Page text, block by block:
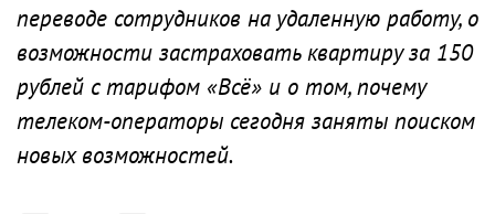
переводе сотрудников на удаленную работу, о
возможности застраховать квартиру за 150
рублей с тарифом «Всё» и о том, почему
телеком-операторы сегодня заняты поиском
новых возможностей.